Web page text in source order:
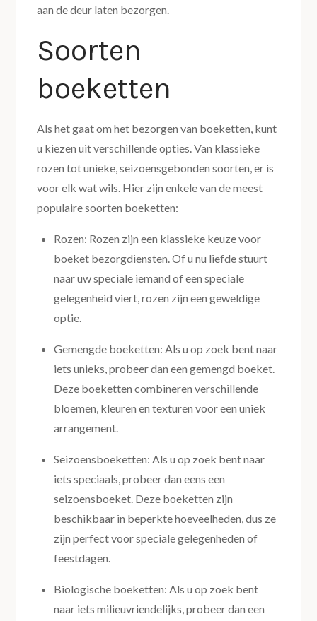
aan de deur laten bezorgen.
Soorten
boeketten
Als het gaat om het bezorgen van boeketten, kunt
u kiezen uit verschillende opties. Van klassieke
rozen tot unieke, seizoensgebonden soorten, er is
voor elk wat wils. Hier zijn enkele van de meest
populaire soorten boeketten:
Rozen: Rozen zijn een klassieke keuze voor
boeket bezorgdiensten. Of u nu liefde stuurt
naar uw speciale iemand of een speciale
gelegenheid viert, rozen zijn een geweldige
optie.
Gemengde boeketten: Als u op zoek bent naar
iets unieks, probeer dan een gemengd boeket.
Deze boeketten combineren verschillende
bloemen, kleuren en texturen voor een uniek
arrangement.
Seizoensboeketten: Als u op zoek bent naar
iets speciaals, probeer dan eens een
seizoensboeket. Deze boeketten zijn
beschikbaar in beperkte hoeveelheden, dus ze
zijn perfect voor speciale gelegenheden of
feestdagen.
Biologische boeketten: Als u op zoek bent
naar iets milieuvriendelijks, probeer dan een